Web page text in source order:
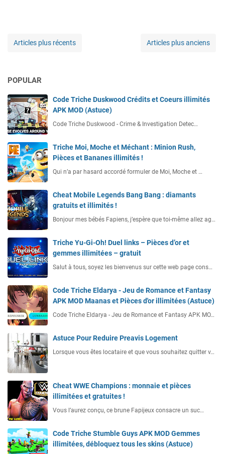
Articles plus récents Articles plus anciens
POPULAR
Code Triche Duskwood Crédits et Coeurs illimités
APK MOD (Astuce)
Code Triche Duskwood - Crime & Investigation Detec…
Triche Moi, Moche et Méchant : Minion Rush,
Pièces et Bananes illimités !
Qui n’a par hasard accordé formuler de Moi, Moche et …
Cheat Mobile Legends Bang Bang : diamants
gratuits et illimités !
Bonjour mes bébés Fapiens, j’espère que toi-même allez ag…
Triche Yu-Gi-Oh! Duel links – Pièces d’or et
gemmes illimitées – gratuit
Salut à tous, soyez les bienvenus sur cette web page cons…
Code Triche Eldarya - Jeu de Romance et Fantasy
APK MOD Maanas et Pièces d'or illimitées (Astuce)
Code Triche Eldarya - Jeu de Romance et Fantasy APK MO…
Astuce Pour Reduire Preavis Logement
Lorsque vous êtes locataire et que vous souhaitez quitter v…
Cheat WWE Champions : monnaie et pièces
illimitées et gratuites !
Vous l’aurez conçu, ce brune Fapijeux consacre un suc…
Code Triche Stumble Guys APK MOD Gemmes
illimitées, débloquez tous les skins (Astuce)